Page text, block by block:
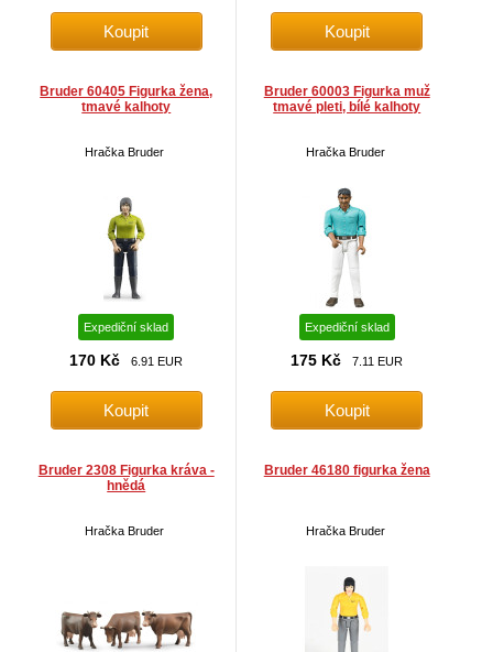
Bruder 60405 Figurka žena,
tmavé kalhoty
Hračka Bruder
Expediční sklad
170 Kč 6.91 EUR
Bruder 60003 Figurka muž
tmavé pleti, bílé kalhoty
Hračka Bruder
Expediční sklad
175 Kč 7.11 EUR
Bruder 2308 Figurka kráva -
hnědá
Hračka Bruder
Bruder 46180 figurka žena
Hračka Bruder